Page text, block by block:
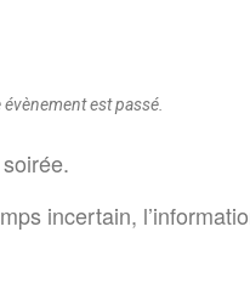
est passé.
incertain,